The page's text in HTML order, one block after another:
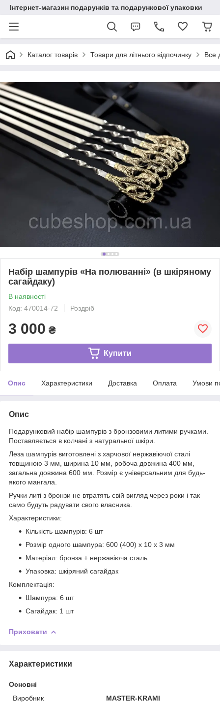
Інтернет-магазин подарунків та подарункової упаковки
Каталог товарів Товари для літнього відпочинку Все
Набір шампурів «На полюванні» (в шкіряному
сагайдаку)
В наявності
Код: 470014-72
Роздріб
3 000 ₴
Купити
Опис Характеристики Доставка Оплата Умови
Опис
Подарунковий набір шампурів з бронзовими литими ручками.
Поставляється в колчані з натуральної шкіри.
Леза шампурів виготовлені з харчової нержавіючої сталі
товщиною 3 мм, ширина 10 мм, робоча довжина 400 мм,
загальна довжина 600 мм. Розмір є універсальним для будь-
якого мангала.
Ручки литі з бронзи не втратять свій вигляд через роки і так
само будуть радувати свого власника.
Характеристики:
Кількість шампурів: 6 шт
Розмір одного шампура: 600 (400) х 10 х 3 мм
Матеріал: бронза + нержавіюча сталь
Упаковка: шкіряний сагайдак
Комплектація:
Шампура: 6 шт
Сагайдак: 1 шт
Приховати
Характеристики
Основні
Виробник
MASTER-KRAMI